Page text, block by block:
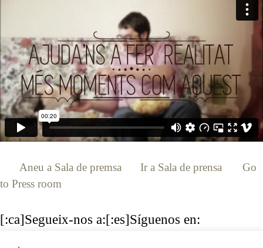
Aneu a Sala de premsa Ir a Sala de prensa
Go
to Press room
[:ca]Segueix-nos a:[:es]Síguenos en: